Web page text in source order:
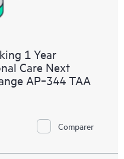
1 Year
Care Next
AP‑344 TAA
Comparer